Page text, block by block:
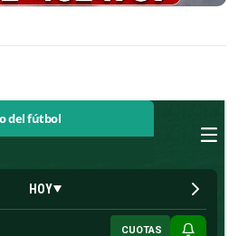
del fútbol